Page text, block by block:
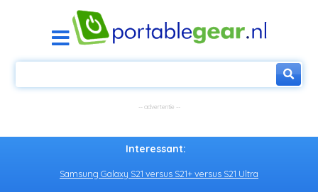
Interessant:
Samsung Galaxy S21 versus S21+ versus S21 Ultra